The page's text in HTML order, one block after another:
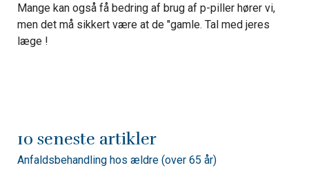
Mange kan også få bedring af brug af p-piller hører vi,
men det må sikkert være at de "gamle. Tal med jeres
læge !
10 seneste artikler
Anfaldsbehandling hos ældre (over 65 år)